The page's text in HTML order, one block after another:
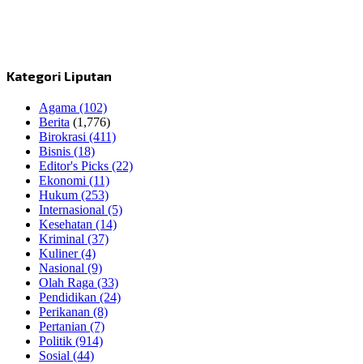
Kategori Liputan
Agama (102)
Berita (1,776)
Birokrasi (411)
Bisnis (18)
Editor's Picks (22)
Ekonomi (11)
Hukum (253)
Internasional (5)
Kesehatan (14)
Kriminal (37)
Kuliner(4)
Nasional (9)
Olah Raga (33)
Pendidikan (24)
Perikanan (8)
Pertanian (7)
Politik (914)
Sosial (44)